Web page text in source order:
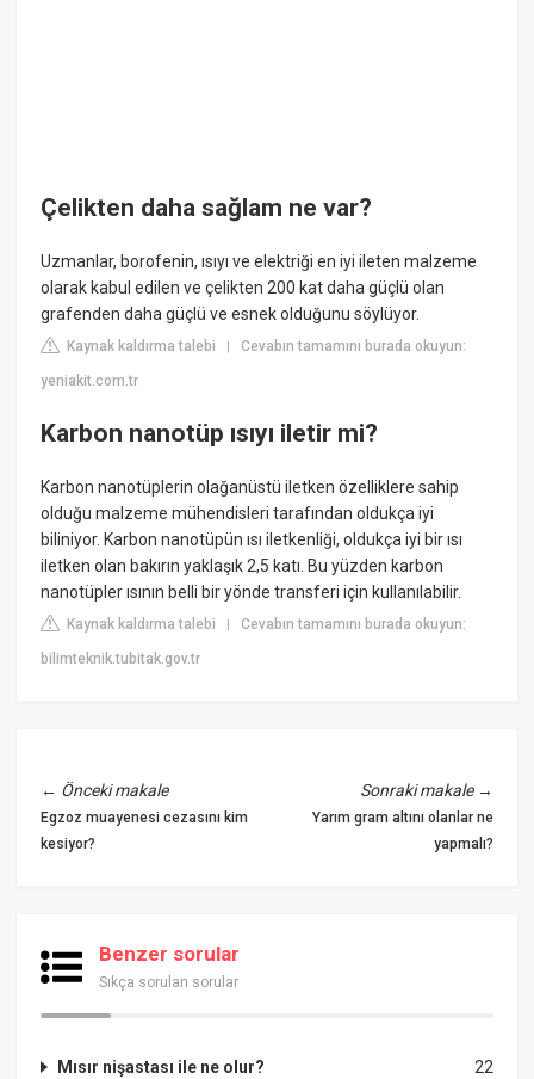
Çelikten daha sağlam ne var?
Uzmanlar, borofenin, ısıyı ve elektriği en iyi ileten malzeme
olarak kabul edilen ve çelikten 200 kat daha güçlü olan
grafenden daha güçlü ve esnek olduğunu söylüyor.
Kaynak kaldırma talebi |Cevabın tamamını burada okuyun:
yeniakit.com.tr
Karbon nanotüp ısıyı iletir mi?
Karbon nanotüplerin olağanüstü iletken özelliklere sahip
olduğu malzeme mühendisleri tarafından oldukça iyi
biliniyor. Karbon nanotüpün ısı iletkenliği, oldukça iyi bir ısı
iletken olan bakırın yaklaşık 2,5 katı. Bu yüzden karbon
nanotüpler ısının belli bir yönde transferi için kullanılabilir.
Kaynak kaldırma talebi |Cevabın tamamını burada okuyun:
bilimteknik.tubitak.gov.tr
← Önceki makale
Egzoz muayenesi cezasını kim
kesiyor?
Sonraki makale→
Yarım gram altını olanlar ne
yapmalı?
Benzer sorular
Sıkça sorulan sorular
22
Mısır nişastası ile ne olur?